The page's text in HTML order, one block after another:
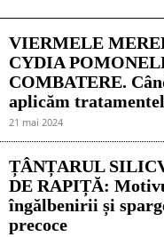
VIERMELE
CYDIA
COMBATERE.
aplicăm
21 mai 2024
ȚÂNȚARUL
DE RAPIȚĂ:
îngălbenirii și
precoce